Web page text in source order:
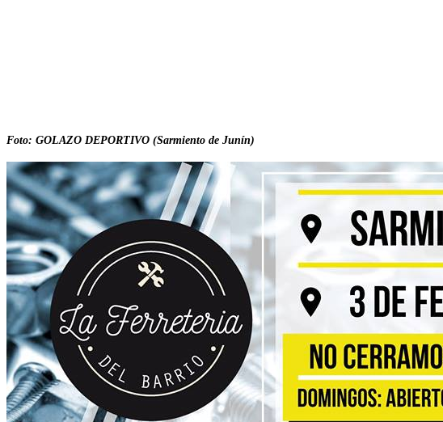
Foto: GOLAZO DEPORTIVO (Sarmiento de Junín)